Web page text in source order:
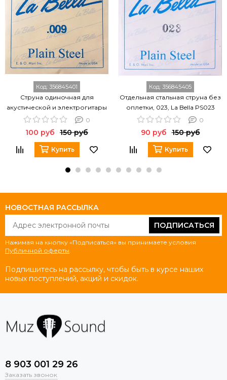
Код: 356845401
Струна одиночная для
акустической и электрогитары
LA BELLA PS009 0
100 руб 150 руб
Купить
Код: 356845405
Отдельная стальная струна без
оплетки, 023, La Bella PS023
0
90 руб 150 руб
Купить
НОВОСТНАЯ РАССЫЛКА
ПОДПИСАТЬСЯ
Нажимая на кнопку «Подписаться» вы принимаете условия
Публичной оферты
Подпишитесь на рассылку, чтобы быть в курсе наших
новых поступлений, акций и скидок.
8 903 001 29 26
Заказать звонок